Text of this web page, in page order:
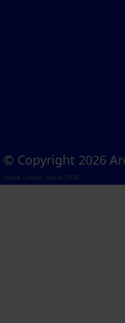
© Copyright 2026
Visual Library Server 2026